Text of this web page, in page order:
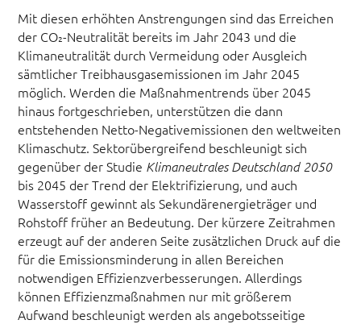
Mit diesen erhöhten Anstrengungen sind das Erreichen
der CO₂-Neutralität bereits im Jahr 2043 und die
Klimaneutralität durch Vermeidung oder Ausgleich
sämtlicher Treibhausgasemissionen im Jahr 2045
möglich. Werden die Maßnahmentrends über 2045
hinaus fortgeschrieben, unterstützen die dann
entstehenden Netto-Negativemissionen den weltweiten
Klimaschutz. Sektorübergreifend beschleunigt sich
gegenüber der Studie Klimaneutrales Deutschland 2050
bis 2045 der Trend der Elektrifizierung, und auch
Wasserstoff gewinnt als Sekundärenergieträger und
Rohstoff früher an Bedeutung. Der kürzere Zeitrahmen
erzeugt auf der anderen Seite zusätzlichen Druck auf die
für die Emissionsminderung in allen Bereichen
notwendigen Effizienzverbesserungen. Allerdings
können Effizienzmaßnahmen nur mit größerem
Aufwand beschleunigt werden als angebotsseitige